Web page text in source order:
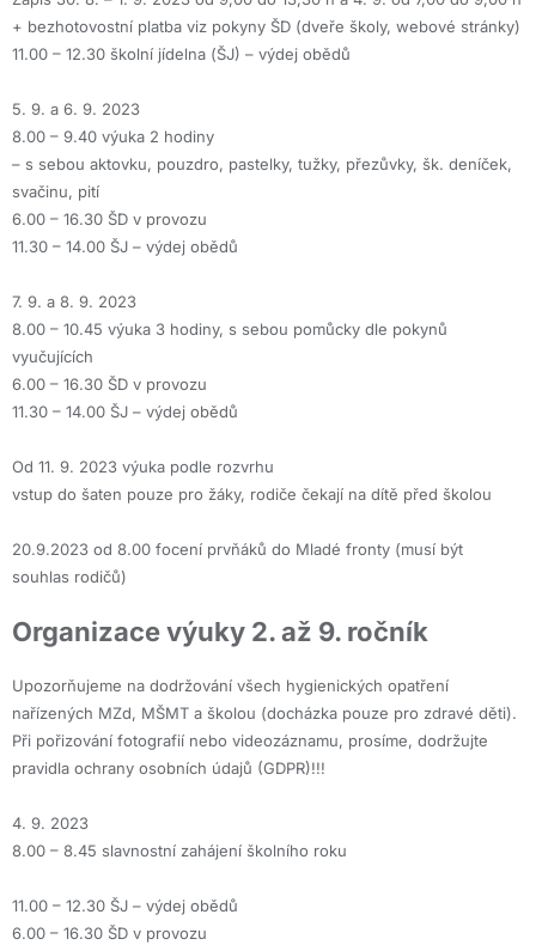
+ bezhotovostní platba viz pokyny ŠD (dveře školy, webové stránky)
11.00 – 12.30 školní jídelna (ŠJ) – výdej obědů
5. 9. a 6. 9. 2023
8.00 – 9.40 výuka 2 hodiny
– s sebou aktovku, pouzdro, pastelky, tužky, přezůvky, šk. deníček,
svačinu, pití
6.00 – 16.30 ŠD v provozu
11.30 – 14.00 ŠJ – výdej obědů
7. 9. a 8. 9. 2023
8.00 – 10.45 výuka 3 hodiny, s sebou pomůcky dle pokynů
vyučujících
6.00 – 16.30 ŠD v provozu
11.30 – 14.00 ŠJ – výdej obědů
Od 11. 9. 2023 výuka podle rozvrhu
vstup do šaten pouze pro žáky, rodiče čekají na dítě před školou
20.9.2023 od 8.00 focení prvňáků do Mladé fronty (musí být
souhlas rodičů)
Organizace výuky 2. až 9. ročník
Upozorňujeme na dodržování všech hygienických opatření
nařízených MZd, MŠMT a školou (docházka pouze pro zdravé děti).
Při pořizování fotografií nebo videozáznamu, prosíme, dodržujte
pravidla ochrany osobních údajů (GDPR)!!!
4. 9. 2023
8.00 – 8.45 slavnostní zahájení školního roku
11.00 – 12.30 ŠJ – výdej obědů
6.00 – 16.30 ŠD v provozu